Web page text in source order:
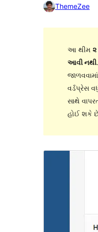
ThemeZee
આ થીમ ૨
આવી નથી
વર્ડપ્રેસ
સાથે
હોઈ શકે